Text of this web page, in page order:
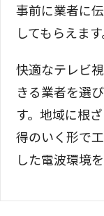
事前に業者に
してもらえます
快適なテレビ
きる業者を選
す。地域に根
得のいく形で
した電波環境